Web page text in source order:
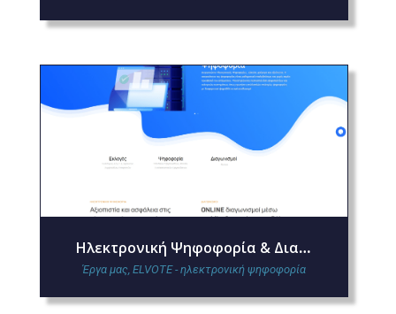
Ηλεκτρονική Ψηφοφορία & Διαγωνισμοί στο elvote.gr
Έργα μας, ELVOTE - ηλεκτρονική ψηφοφορία